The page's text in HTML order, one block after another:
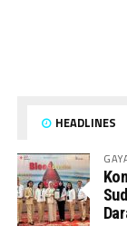
HEADLINES